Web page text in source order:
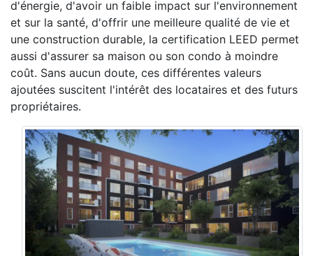
d'énergie, d'avoir un faible impact sur l'environnement
et sur la santé, d'offrir une meilleure qualité de vie et
une construction durable, la certification LEED permet
aussi d'assurer sa maison ou son condo à moindre
coût. Sans aucun doute, ces différentes valeurs
ajoutées suscitent l'intérêt des locataires et des futurs
propriétaires.